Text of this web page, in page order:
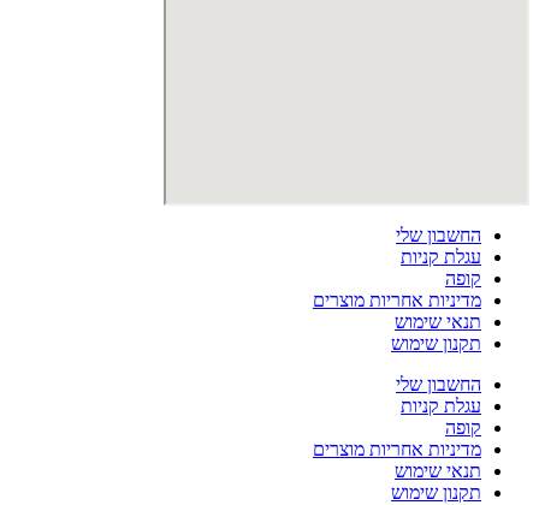
החשבון שלי
עגלת קניות
קופה
מדיניות אחריות מוצרים
תנאי שימוש
תקנון שימוש
החשבון שלי
עגלת קניות
קופה
מדיניות אחריות מוצרים
תנאי שימוש
תקנון שימוש